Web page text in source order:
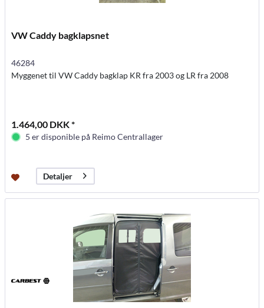
VW Caddy bagklapsnet
46284
Myggenet til VW Caddy bagklap KR fra 2003 og LR fra 2008
1.464,00 DKK *
5 er disponible på Reimo Centrallager
Detaljer